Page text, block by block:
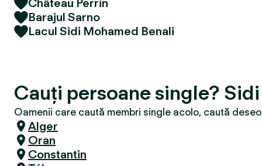
Château Perrin
Barajul Sarno
Lacul Sidi Mohamed Benali
Cauți persoane single?
Oamenii care caută membri single acolo, caută
Alger
Oran
Constantin